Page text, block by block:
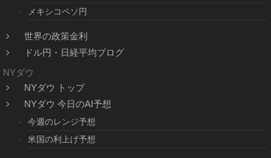
メキシコペソ円
世界の政策金利
ドル円・日経平均ブログ
NYダウ
NYダウ トップ
NYダウ 今日のAI予想
今週のレンジ予想
米国の利上げ予想